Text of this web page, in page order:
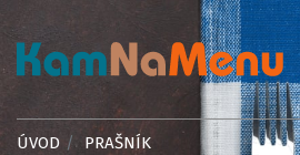
ÚVOD PRAŠNÍK